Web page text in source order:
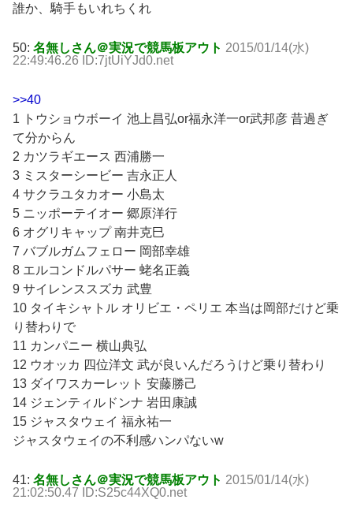
誰か、騎手もいれちくれ
50: 名無しさん＠実況で競馬板アウト 2015/01/14(水)
22:49:46.26 ID:7jtUiYJd0.net
>>40
1 トウショウボーイ 池上昌弘or福永洋一or武邦彦 昔過ぎ
て分からん
2 カツラギエース 西浦勝一
3 ミスターシービー 吉永正人
4 サクラユタカオー 小島太
5 ニッポーテイオー 郷原洋行
6 オグリキャップ 南井克巳
7 バブルガムフェロー 岡部幸雄
8 エルコンドルパサー 蛯名正義
9 サイレンススズカ 武豊
10 タイキシャトル オリビエ・ペリエ 本当は岡部だけど乗
り替わりで
11 カンパニー 横山典弘
12 ウオッカ 四位洋文 武が良いんだろうけど乗り替わり
13 ダイワスカーレット 安藤勝己
14 ジェンティルドンナ 岩田康誠
15 ジャスタウェイ 福永祐一
ジャスタウェイの不利感ハンパないw
41: 名無しさん＠実況で競馬板アウト 2015/01/14(水)
21:02:50.47 ID:S25c44XQ0.net